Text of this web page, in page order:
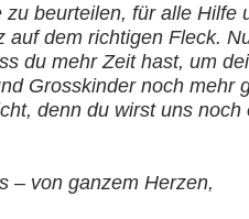
beurteilen, für alle Hilfe
auf dem richtigen Fleck.
du mehr Zeit hast, um
Grosskinder noch mehr
denn du wirst uns
– von ganzem Herzen,